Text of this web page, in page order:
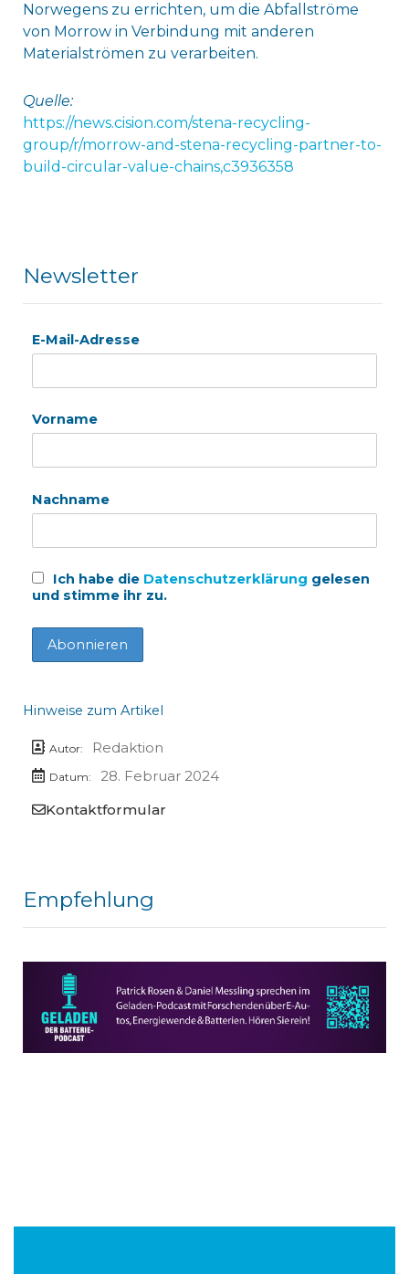
Norwegens zu errichten, um die Abfallströme
von Morrow in Verbindung mit anderen
Materialströmen zu verarbeiten.
Quelle:
https://news.cision.com/stena-recycling-
group/r/morrow-and-stena-recycling-partner-to-
build-circular-value-chains,c3936358
Newsletter
E-Mail-Adresse
Vorname
Nachname
Ich habe die Datenschutzerklärung gelesen
und stimme ihr zu.
Hinweise zum Artikel
Autor: Redaktion
Datum:
28. Februar 2024
Kontaktformular
Empfehlung